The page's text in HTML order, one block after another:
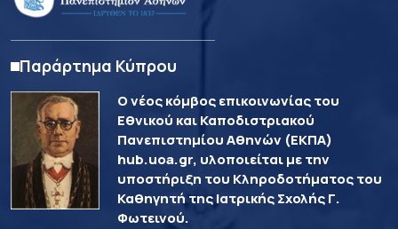
Παράρτημα Κύπρου
Ο νέος κόμβος επικοινωνίας του
Εθνικού και Καποδιστριακού
Πανεπιστημίου Αθηνών (ΕΚΠΑ)
hub.uoa.gr, υλοποιείται με την
υποστήριξη του Κληροδοτήματος του
Καθηγητή της Ιατρικής Σχολής Γ.
Φωτεινού.